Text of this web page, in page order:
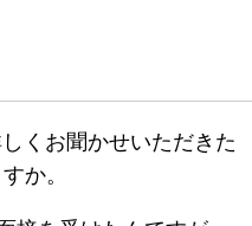
くお聞かせいただきた
か。